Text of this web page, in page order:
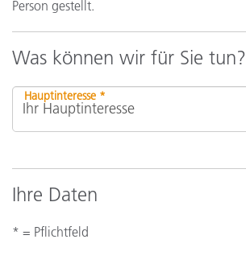
Person gestellt.
Was können wir für Sie tun?
Hauptinteresse *
Ihre Daten
* = Pflichtfeld